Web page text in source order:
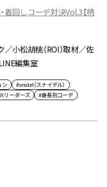
着回しコーデ対決Vol.3【柄
小松胡桃（ROI）取材／佐
編集室
ン
#snidel（スナイデル）
リーダーズ
#身長別コーデ